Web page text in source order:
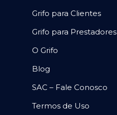
Grifo para Clientes
Grifo para Prestadores
O Grifo
Blog
SAC – Fale Conosco
Termos de Uso